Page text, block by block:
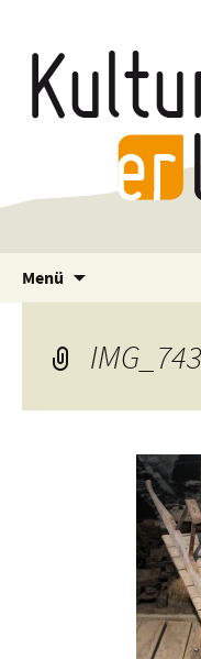
Menü